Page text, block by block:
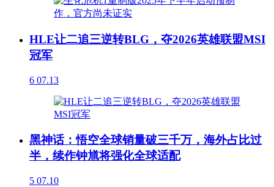
HLE让二追三逆转BLG，夺2026英雄联盟MSI
冠军
6 07.13
黑神话：悟空全球销量破三千万，海外占比过
半，续作钟馗将强化全球适配
5 07.10